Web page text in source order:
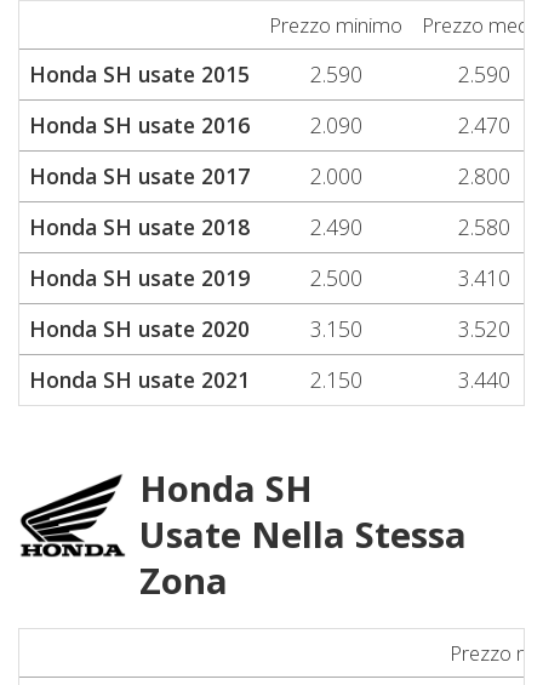
Prezzo minimo Prezzo
Honda SH usate 2015 2.590
2.590
Honda SH usate 2016
2.090
2.470
Honda SH usate 2017
2.000
2.800
Honda SH usate 2018
2.490
2.580
Honda SH usate 2019
2.500
3.410
Honda SH usate 2020
3.150
3.520
Honda SH usate 2021
2.150 3.440
Honda SH
Usate Nella Stessa
Zona
Prezzo